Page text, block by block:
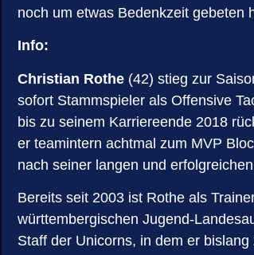
noch um etwas Bedenkzeit gebeten
Info:
Christian Rothe (42) stieg zur
sofort Stammspieler als Offensive
bis zu seinem Karriereende 2018
er teamintern achtmal zum MVP
nach seiner langen und
Bereits seit 2003 ist Rothe als
württembergischen Jugend-
Staff der Unicorns, in dem er